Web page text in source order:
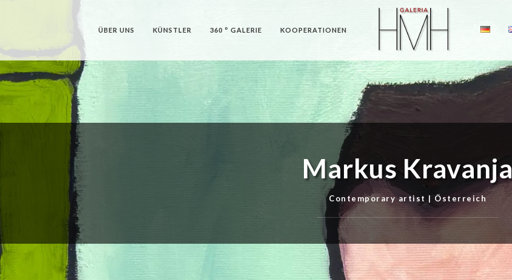
ÜBER UNS KÜNSTLER 360 ° GALERIE KOOPERATIONEN
Markus Kravanja
Contemporary artist | Österreich